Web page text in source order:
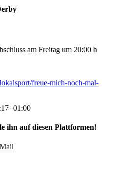
am Freitag um 20:00 h
freue-mich-noch-mal-
ihn auf diesen Plattformen!